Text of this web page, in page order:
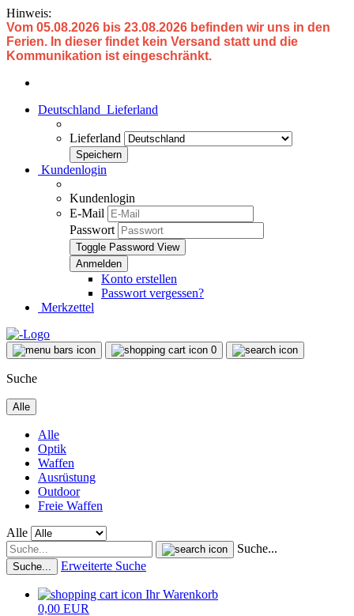
Hinweis:
Vom 05.08.2026 bis 23.08.2026 befinden wir uns in den
Ferien. In dieser findet kein Versand statt und die
Kommunikation ist eingeschränkt.
Deutschland Lieferland
Lieferland
Kundenlogin
Kundenlogin
E-Mail
Passwort
Toggle Password View
Konto erstellen
Passwort vergessen?
Merkzettel
0
Suche
Alle
Alle
Optik
Waffen
Ausrüstung
Outdoor
Freie Waffen
Alle
Suche...
Suche... Erweiterte Suche
Ihr Warenkorb
0,00 EUR